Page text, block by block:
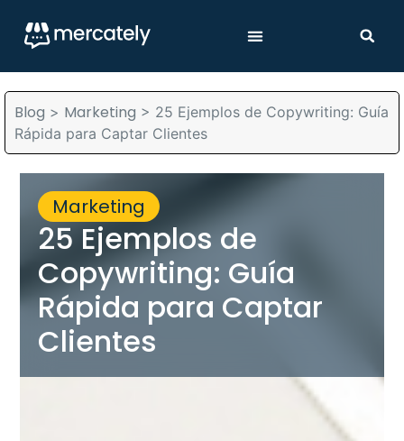
Blog > Marketing > 25 Ejemplos de Copywriting: Guía
Rápida para Captar Clientes
Marketing
25 Ejemplos de
Copywriting: Guía
Rápida para Captar
Clientes